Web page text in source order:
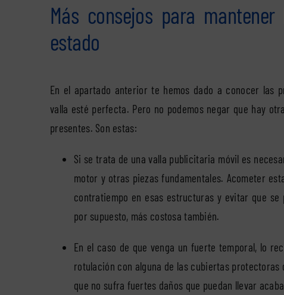
Más consejos para
estado
En el apartado anterior te hemos dado a conocer las
valla esté perfecta. Pero no podemos negar que hay
presentes. Son estas:
Si se trata de una valla publicitaria móvil es
motor y otras piezas fundamentales. Acometer
contratiempo en esas estructuras y evitar que
por supuesto, más costosa también.
En el caso de que venga un fuerte temporal, lo
rotulación con alguna de las cubiertas
que no sufra fuertes daños que puedan llevar